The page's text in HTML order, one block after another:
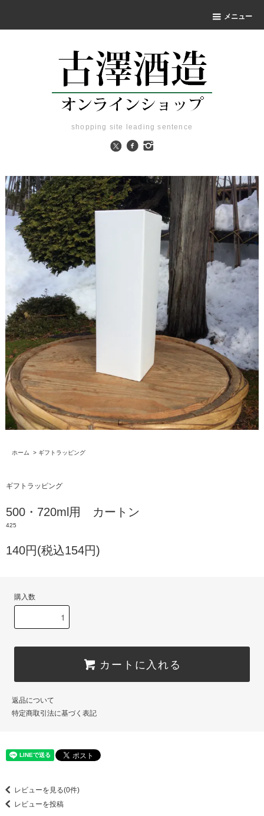
メニュー
shopping site leading sentence
ホーム > ギフトラッピング
ギフトラッピング
500・720ml用 カートン
425
140円(税込154円)
購入数
カートに入れる
返品について
特定商取引法に基づく表記
レビューを見る(0件)
レビューを投稿